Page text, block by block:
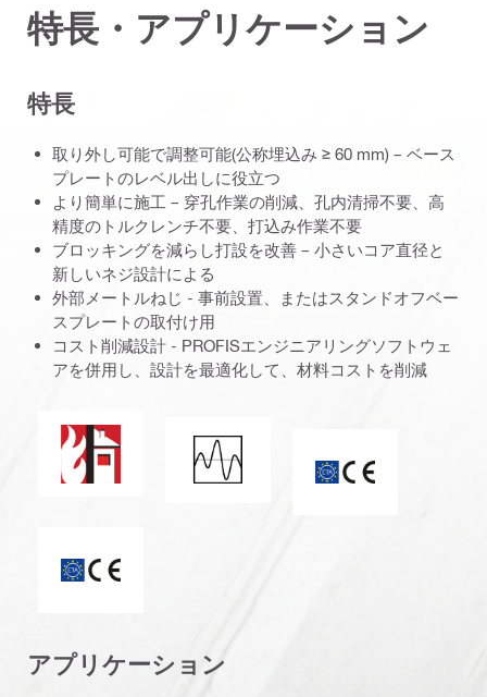
特長・アプリケーション
特長
取り外し可能で調整可能(公称埋込み ≥ 60 mm) – ベース
プレートのレベル出しに役立つ
より簡単に施工 – 穿孔作業の削減、孔内清掃不要、高
精度のトルクレンチ不要、打込み作業不要
ブロッキングを減らし打設を改善 – 小さいコア直径と
新しいネジ設計による
外部メートルねじ - 事前設置、またはスタンドオフベー
スプレートの取付け用
コスト削減設計 - PROFISエンジニアリングソフトウェ
アを併用し、設計を最適化して、材料コストを削減
火炎耐性 耐震負荷
アプリケーション